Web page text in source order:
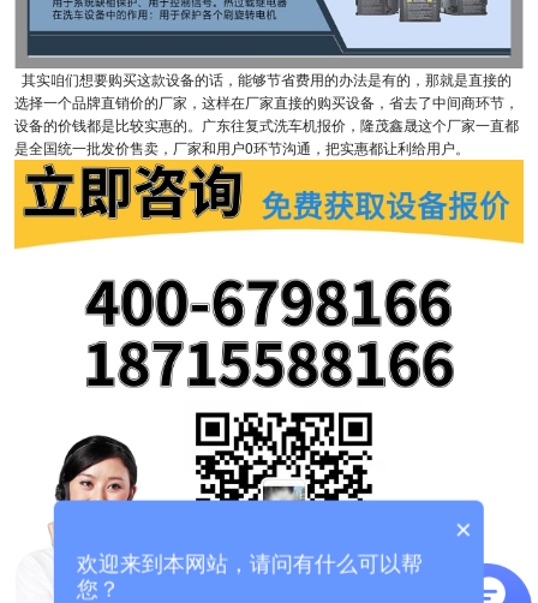
其实咱们想要购买这款设备的话，能够节省费用的办法是有的，那就是直接的
选择一个品牌直销价的厂家，这样在厂家直接的购买设备，省去了中间商环节，
设备的价钱都是比较实惠的。广东往复式洗车机报价，隆茂鑫晟这个厂家一直都
是全国统一批发价售卖，厂家和用户0环节沟通，把实惠都让利给用户。
×
欢迎来到本网站，请问有什么可以帮
您？